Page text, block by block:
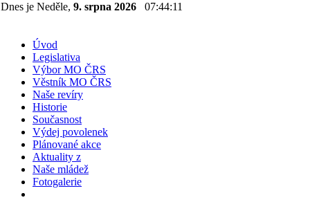
Dnes je Neděle, 9. srpna 2026 07:44:12
Úvod
Legislativa
Výbor MO ČRS
Věstník MO ČRS
Naše revíry
Historie
Současnost
Výdej povolenek
Plánované akce
Aktuality z
Naše mládež
Fotogalerie